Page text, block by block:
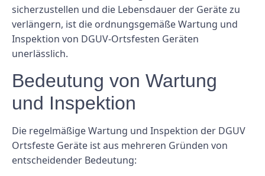
sicherzustellen und die Lebensdauer der Geräte zu
verlängern, ist die ordnungsgemäße Wartung und
Inspektion von DGUV-Ortsfesten Geräten
unerlässlich.
Bedeutung von Wartung
und Inspektion
Die regelmäßige Wartung und Inspektion der DGUV
Ortsfeste Geräte ist aus mehreren Gründen von
entscheidender Bedeutung: